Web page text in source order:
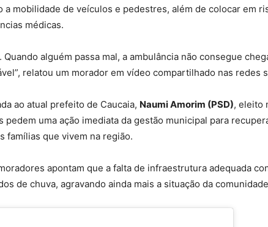
a mobilidade de veículos e pedestres, além de colocar em
médicas.
Quando alguém passa mal, a ambulância não consegue
relatou um morador em vídeo compartilhado nas redes
ao atual prefeito de Caucaia, Naumi Amorim (PSD), eleito
pedem uma ação imediata da gestão municipal para
famílias que vivem na região.
apontam que a falta de infraestrutura adequada
de chuva, agravando ainda mais a situação da